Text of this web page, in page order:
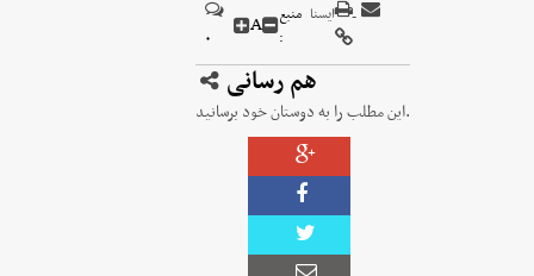
۰ A
منبع
:
ايسنا
هم رسانی
این مطلب را به دوستان خود برسانید.